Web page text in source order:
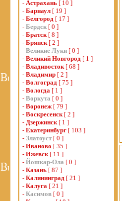
- Астрахань [ 10 ]
- Барнаул [ 19 ]
- Белгород [ 17 ]
- Бердск [ 0 ]
- Братск[ 8 ]
- Брянск[ 2 ]
- Великие Луки [ 0 ]
- Великий Новгород [ 1 ]
- Владивосток[ 68 ]
- Владимир [ 2 ]
- Волгоград [ 75 ]
- Вологда [ 1 ]
- Воркута [ 0 ]
- Воронеж[ 79 ]
- Воскресенск[ 2 ]
- Дзержинск[ 1 ]
- Екатеринбург [ 103 ]
- Златоуст [ 0 ]
- Иваново [ 35 ]
- Ижевск[ 11 ]
- Йошкар-Ола [ 0 ]
- Казань [ 87 ]
- Калининград [ 21 ]
- Калуга [ 21 ]
- Касимов [ 0 ]